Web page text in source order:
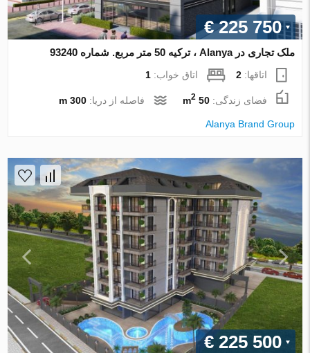
€ 225 750
ملک تجاری در Alanya ، ترکیه 50 متر مربع. شماره 93240
اتاقها:2 اتاق خواب:1
فضای زندگی:50 m
2 فاصله از دریا:300 m
Alanya Brand Group
€ 225 500